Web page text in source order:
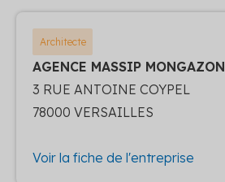
Architecte
AGENCE MASSIP MONGAZON
3 RUE ANTOINE COYPEL
78000 VERSAILLES
Voir la fiche de l'entreprise